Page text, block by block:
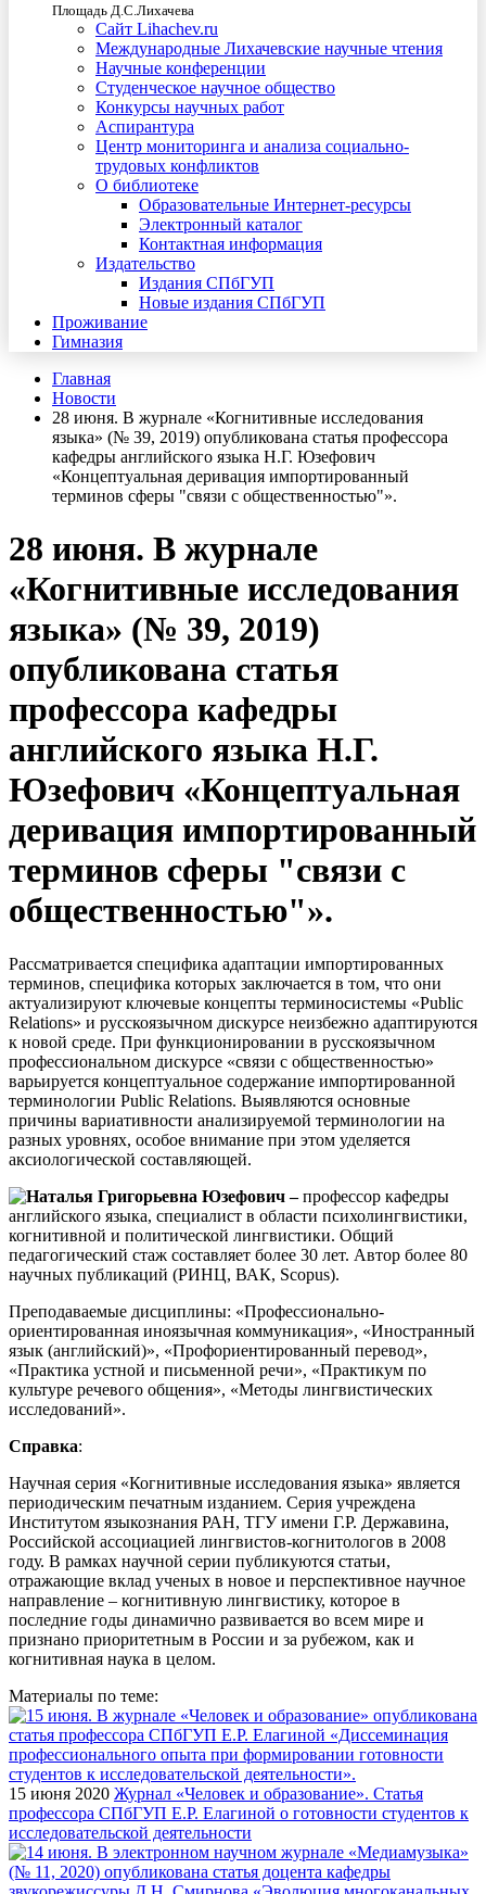
Площадь Д.С.Лихачева
Сайт Lihachev.ru
Международные Лихачевские научные чтения
Научные конференции
Студенческое научное общество
Конкурсы научных работ
Аспирантура
Центр мониторинга и анализа социально-
трудовых конфликтов
О библиотеке
Образовательные Интернет-ресурсы
Электронный каталог
Контактная информация
Издательство
Издания СПбГУП
Новые издания СПбГУП
Проживание
Гимназия
Главная
Новости
28 июня. В журнале «Когнитивные исследования
языка» (№ 39, 2019) опубликована статья профессора
кафедры английского языка Н.Г. Юзефович
«Концептуальная деривация импортированный
терминов сферы "связи с общественностью"».
28 июня. В журнале
«Когнитивные исследования
языка» (№ 39, 2019)
опубликована статья
профессора кафедры
английского языка Н.Г.
Юзефович «Концептуальная
деривация импортированный
терминов сферы "связи с
общественностью"».
Рассматривается специфика адаптации импортированных
терминов, специфика которых заключается в том, что они
актуализируют ключевые концепты терминосистемы «Public
Relations» и русскоязычном дискурсе неизбежно адаптируются
к новой среде. При функционировании в русскоязычном
профессиональном дискурсе «связи с общественностью»
варьируется концептуальное содержание импортированной
терминологии Public Relations. Выявляются основные
причины вариативности анализируемой терминологии на
разных уровнях, особое внимание при этом уделяется
аксиологической составляющей.
Наталья Григорьевна Юзефович –профессор кафедры
английского языка, специалист в области психолингвистики,
когнитивной и политической лингвистики. Общий
педагогический стаж составляет более 30 лет. Автор более 80
научных публикаций (РИНЦ, ВАК, Scopus).
Преподаваемые дисциплины: «Профессионально-
ориентированная иноязычная коммуникация», «Иностранный
язык (английский)», «Профориентированный перевод»,
«Практика устной и письменной речи», «Практикум по
культуре речевого общения», «Методы лингвистических
исследований».
Справка:
Научная серия «Когнитивные исследования языка» является
периодическим печатным изданием. Серия учреждена
Институтом языкознания РАН, ТГУ имени Г.Р. Державина,
Российской ассоциацией лингвистов-когнитологов в 2008
году. В рамках научной серии публикуются статьи,
отражающие вклад ученых в новое и перспективное научное
направление – когнитивную лингвистику, которое в
последние годы динамично развивается во всем мире и
признано приоритетным в России и за рубежом, как и
когнитивная наука в целом.
Материалы по теме:
15 июня 2020 Журнал «Человек и образование». Статья
профессора СПбГУП Е.Р. Елагиной о готовности студентов к
исследовательской деятельности